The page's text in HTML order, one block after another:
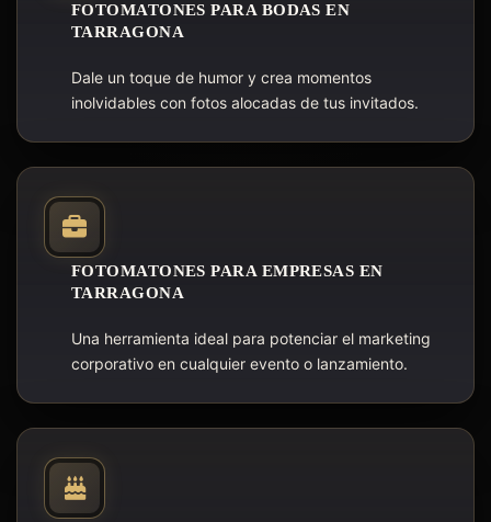
FOTOMATONES PARA BODAS EN
TARRAGONA
Dale un toque de humor y crea momentos
inolvidables con fotos alocadas de tus invitados.
FOTOMATONES PARA EMPRESAS EN
TARRAGONA
Una herramienta ideal para potenciar el marketing
corporativo en cualquier evento o lanzamiento.